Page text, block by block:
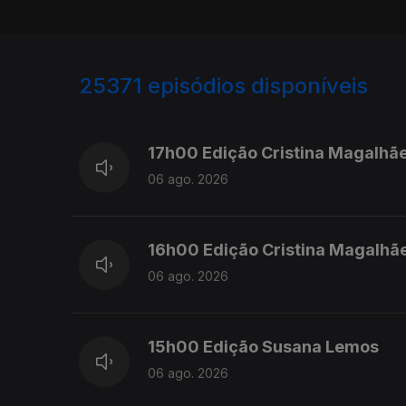
25371 episódios disponíveis
17h00 Edição Cristina
06 ago. 2026
16h00 Edição Cristina
06 ago. 2026
15h00 Edição Susana Lemos
06 ago. 2026